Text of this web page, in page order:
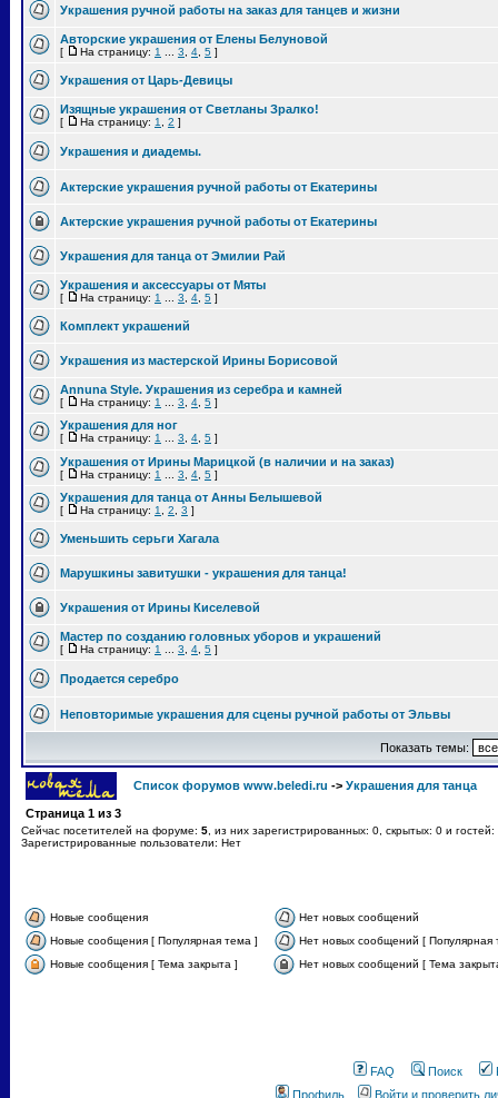
Украшения ручной работы на заказ для танцев и жизни
Авторские украшения от Елены Белуновой
[ На страницу: 1 3 4 5 ]
Украшения от Царь-Девицы
Изящные украшения от Светланы Зралко!
[ На страницу: 1 2 ]
Украшения и диадемы.
Актерские украшения ручной работы от Екатерины
Актерские украшения ручной работы от Екатерины
Украшения для танца от Эмилии Рай
Украшения и аксессуары от Мяты
[ На страницу: 1 3 4 5 ]
Комплект украшений
Украшения из мастерской Ирины Борисовой
Annuna Style. Украшения из серебра и камней
[ На страницу: 1 3 4 5 ]
Украшения для ног
[ На страницу: 1 3 4 5 ]
Украшения от Ирины Марицкой (в наличии и на заказ)
[ На страницу: 1 3 4 5 ]
Украшения для танца от Анны Белышевой
[ На страницу: 1 2 3 ]
Уменьшить серьги Хагала
Марушкины завитушки - украшения для танца!
Украшения от Ирины Киселевой
Мастер по созданию головных уборов и украшений
[ На страницу: 1 3 4 5 ]
Продается серебро
Неповторимые украшения для сцены ручной работы от Эльвы
Показать темы:
Список форумов www.beledi.ru -> Украшения для танца
Страница 1 из 3
Сейчас посетителей на форуме: 5 , из них зарегистрированных: 0, скрытых: 0 и
Зарегистрированные пользователи: Нет
Новые сообщения
Нет новых сообщений
Новые сообщения [ Популярная тема ]
Нет новых сообщений [ Популярная
Новые сообщения [ Тема закрыта ]
Нет новых сообщений [ Тема
FAQ Поиск
Профиль
Войти и проверить